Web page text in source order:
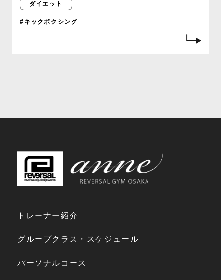
ダイエット
#キックボクシング
トレーナー紹介
グループクラス・スケジュール
パーソナルコース